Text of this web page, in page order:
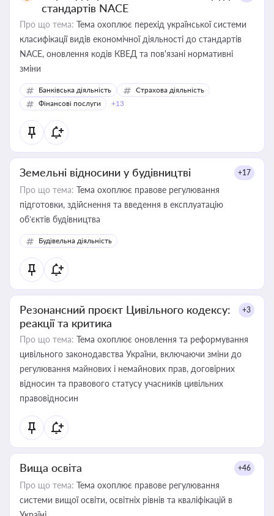
стандартів NACE
Про що тема: Тема охоплює перехід української системи
класифікації видів економічної діяльності до стандартів
NACE, оновлення кодів КВЕД та пов'язані нормативні
зміни
Банківська діяльність
Страхова діяльність
Фінансові послуги
+13
Земельні відносини у будівництві +17
Про що тема: Тема охоплює правове регулювання
підготовки, здійснення та введення в експлуатацію
об’єктів будівництва
Будівельна діяльність
Резонансний проєкт Цивільного кодексу:
реакції та критика
+3
Про що тема: Тема охоплює оновлення та реформування
цивільного законодавства України, включаючи зміни до
регулювання майнових і немайнових прав, договірних
відносин та правового статусу учасників цивільних
правовідносин
Вища освіта +46
Про що тема: Тема охоплює правове регулювання
системи вищої освіти, освітніх рівнів та кваліфікацій в